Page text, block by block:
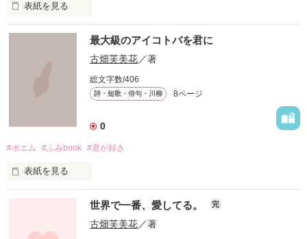
ーーーーーーーーーーーー
ーーーーーーーーーーーー
＊ Riak様 より いちばんあまいひ。
「こと。迎えに来たよ」
「あーあ、このままことと離れたくねーな。」
「今度は絶対に、傷つけたりしないから。」
謎の男子
今泉　涙　　RUI　IMAIZUMI
「だ、誰ですか…っ！？」
表紙を見る
生まれた時から、そばにあったもの。
海と島人に愛される少女
最大級のアイコトバを君に
古畑芙美花／著
総文字数/406
詩・短歌・俳句・川柳 8ページ
0
#ポエム #ふみbook #君が好き
表紙を見る
こんなちっぽけな言葉、誰かに届くなんて思ってなかった。
世界で一番、愛してる。 完
古畑芙美花／著